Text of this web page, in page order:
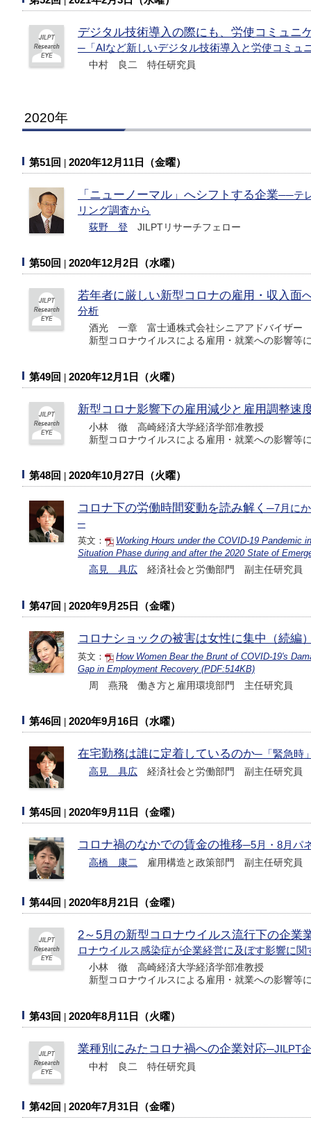
デジタル技術導入の際にも、労使コミュニ
─「AIなど新しいデジタル技術導入と労使コミュ
中村 良二 特任研究員
2020年
第51回 2020年12月11日（金曜）
「ニューノーマル」へシフトする企業──テ
リング調査から
荻野 登 JILPTリサーチフェロー
第50回 2020年12月2日（水曜）
若年者に厳しい新型コロナの雇用・収入面
分析
酒光 一章 富士通株式会社シニアアドバイザー
新型コロナウイルスによる雇用・就業への影響等
第49回 2020年12月1日（火曜）
新型コロナ影響下の雇用減少と雇用調整速
小林 徹 高崎経済大学経済学部准教授
新型コロナウイルスによる雇用・就業への影響等
第48回 2020年10月27日（火曜）
コロナ下の労働時間変動を読み解く ─7月に
─
英文：
Working Hours under the COVID-19 Pandemic
Situation Phase during and after the 2020 State of
高見 具広 経済社会と労働部門 副主任研究員
第47回 2020年9月25日（金曜）
コロナショックの被害は女性に集中（続編
英文：
How Women Bear the Brunt of COVID-19's
Gap in Employment Recovery (PDF:514KB)
周 燕飛 働き方と雇用環境部門 主任研究員
第46回 2020年9月16日（水曜）
在宅勤務は誰に定着しているのか─「緊急時
高見 具広 経済社会と労働部門 副主任研究員
第45回 2020年9月11日（金曜）
コロナ禍のなかでの賃金の推移─5月・8月パ
高橋 康二 雇用構造と政策部門 副主任研究員
第44回 2020年8月21日（金曜）
2～5月の新型コロナウイルス流行下の企業
ロナウイルス感染症が企業経営に及ぼす影響に
小林 徹 高崎経済大学経済学部准教授
新型コロナウイルスによる雇用・就業への影響等
第43回 2020年8月11日（火曜）
業種別にみたコロナ禍への企業対応─JILPT
中村 良二 特任研究員
第42回 2020年7月31日（金曜）